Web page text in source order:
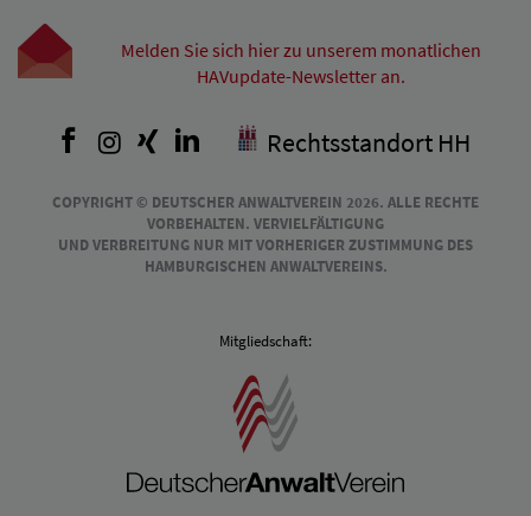
Melden Sie sich hier zu unserem monatlichen
HAVupdate-Newsletter an.
Facebook
Instagram
XingLinkedInRechtsstandort HH
COPYRIGHT © DEUTSCHER ANWALTVEREIN 2026. ALLE RECHTE
VORBEHALTEN. VERVIELFÄLTIGUNG
UND VERBREITUNG NUR MIT VORHERIGER ZUSTIMMUNG DES
HAMBURGISCHEN ANWALTVEREINS.
Mitgliedschaft: